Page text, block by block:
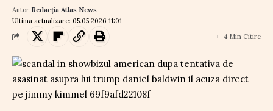
Ultima actualizare: 05.05.2026 11:01
Autor:Redacția Atlas News
4 Min Citire